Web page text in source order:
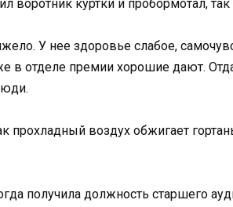
воротник куртки и пробормотал, так
У нее здоровье слабое,
в отделе премии хорошие дают.
прохладный воздух обжигает
получила должность старшего